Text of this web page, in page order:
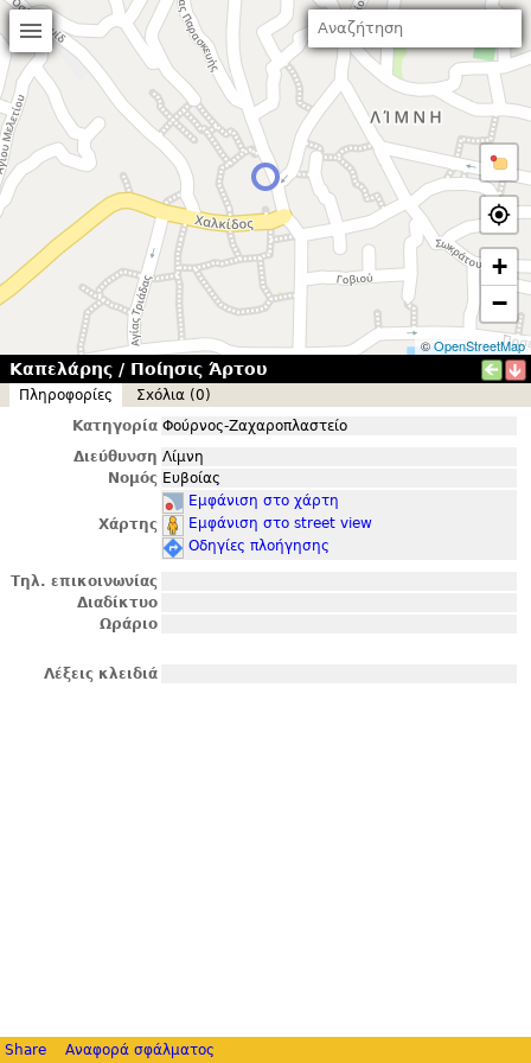
+
−
©OpenStreetMap
Καπελάρης / Ποίησις Άρτου
Πληροφορίες
Σxόλια (0)
Κατηγορία Φούρνος-Ζαχαροπλαστείο
Διεύθυνση Λίμνη
Νομός Ευβοίας
Χάρτης
Εμφάνιση στο χάρτη
Εμφάνιση στο street view
Οδηγίες πλοήγησης
Τηλ. επικοινωνίας
Διαδίκτυο
Ωράριο
Λέξεις κλειδιά
Share Αναφορά σφάλματος